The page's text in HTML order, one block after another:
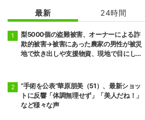
最新 24時間
梨5000個の盗難被害、オーナーによる詐
欺的被害→被害にあった農家の男性が被災
地で炊き出しや支援物資、現地で目にし
“手術を公表”華原朋美（51）、最新ショッ
トに反響「体調無理せず」「美人だね！」
など様々な声